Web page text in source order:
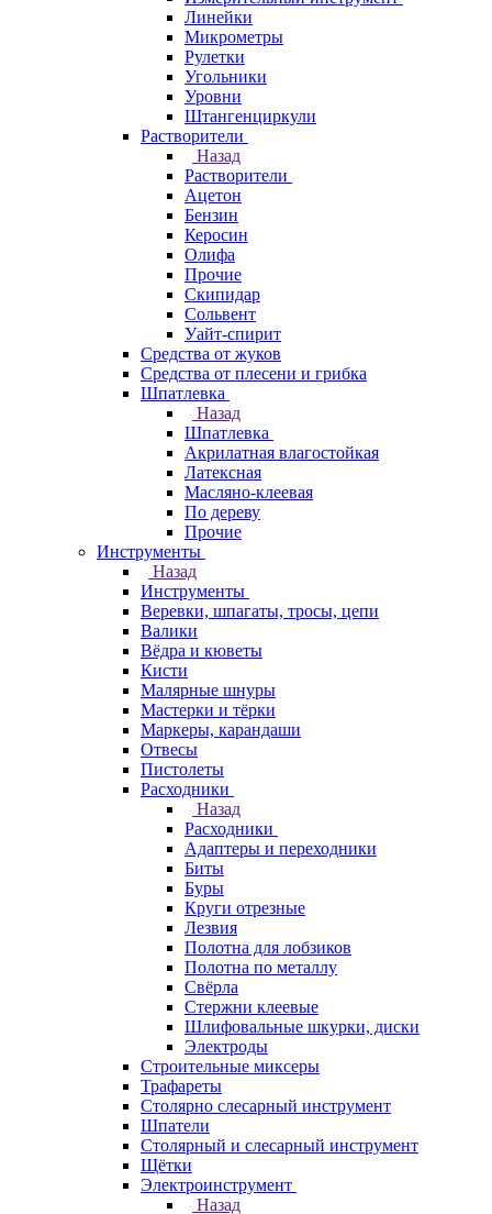
Линейки
Микрометры
Рулетки
Угольники
Уровни
Штангенциркули
Растворители
Назад
Растворители
Ацетон
Бензин
Керосин
Олифа
Прочие
Скипидар
Сольвент
Уайт-спирит
Средства от жуков
Средства от плесени и грибка
Шпатлевка
Назад
Шпатлевка
Акрилатная влагостойкая
Латексная
Масляно-клеевая
По дереву
Прочие
Инструменты
Назад
Инструменты
Веревки, шпагаты, тросы, цепи
Валики
Вёдра и кюветы
Кисти
Малярные шнуры
Мастерки и тёрки
Маркеры, карандаши
Отвесы
Пистолеты
Расходники
Назад
Расходники
Адаптеры и переходники
Биты
Буры
Круги отрезные
Лезвия
Полотна для лобзиков
Полотна по металлу
Свёрла
Стержни клеевые
Шлифовальные шкурки, диски
Электроды
Строительные миксеры
Трафареты
Столярно слесарный инструмент
Шпатели
Столярный и слесарный инструмент
Щётки
Электроинструмент
Назад